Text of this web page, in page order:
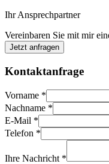
Ihr Ansprechpartner
Vereinbaren Sie mit mir
Jetzt anfragen
Kontaktanfrage
Vorname *
Nachname *
E-Mail *
Telefon *
Ihre Nachricht *